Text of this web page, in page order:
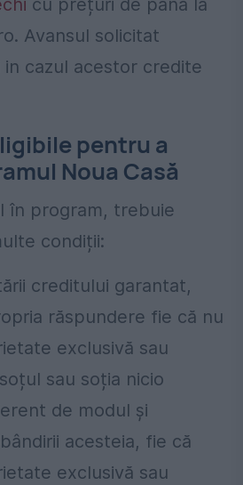
cu prețuri de până la
Avansul solicitat
in cazul acestor credite
pentru a
Noua Casă
în program, trebuie
condiții:
creditului garantat,
răspundere fie că nu
exclusivă sau
sau soția nicio
de modul și
acesteia, fie că
exclusivă sau